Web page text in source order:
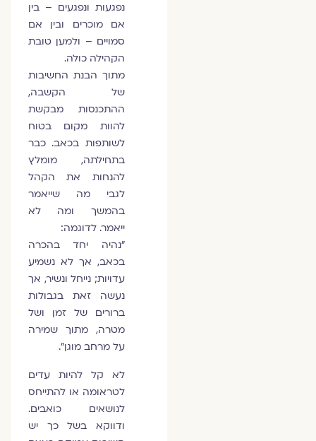
נפגעות ונפגעים – בין
אם מוכרים ובין אם
סמויים – ולמען טובת
הקהילה כולה.
מתוך הבנת החשיבות
של הקשבה,
ההתכנסות מבקשת
להוות מקום בטוח
לשותפות בכאב. כבר
בתחילתה, מומלץ
להנחות את הקהל
לגבי מה שייאמר
בהמשך ומה לא
ייאמר. לדוגמה:
״נהיה יחד בהכרה
בכאב, אך לא נשמיע
עדויות; נייחל ונשיר, אך
נעשה זאת בגבולות
ברורים של זמן ושל
מטרה, מתוך שמירה
על מרחב מוגן״.
לא קל להיות עדים
לטראומה או להתייחס
לנושאים כואבים.
ודווקא בשל כך יש